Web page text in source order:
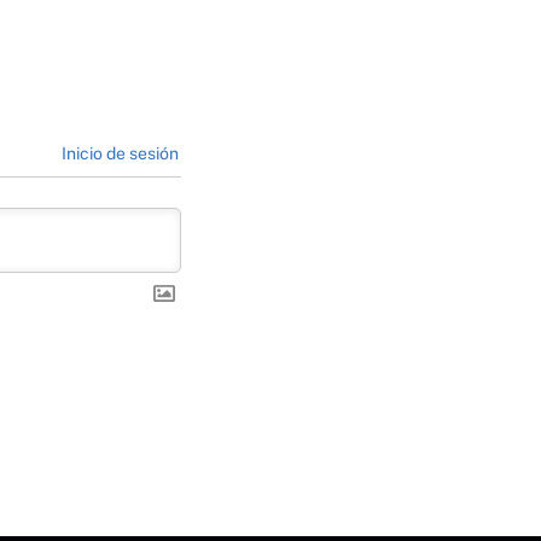
Inicio de sesión